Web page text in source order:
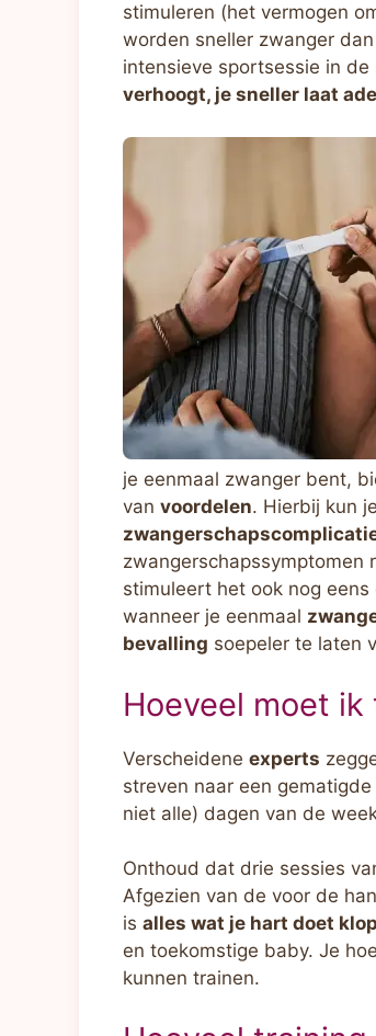
stimuleren (het vermogen
worden sneller zwanger
intensieve sportsessie in
verhoogt, je sneller laat
je eenmaal zwanger bent,
van voordelen. Hierbij kun
zwangerschapssymptomen
stimuleert het ook nog eens
wanneer je eenmaal
bevalling soepeler te laten
Hoeveel moet ik
Verscheidene experts
streven naar een gematigde
niet alle) dagen van de
Onthoud dat drie sessies
Afgezien van de voor de
is alles wat je hart doet
en toekomstige baby. Je
kunnen trainen.